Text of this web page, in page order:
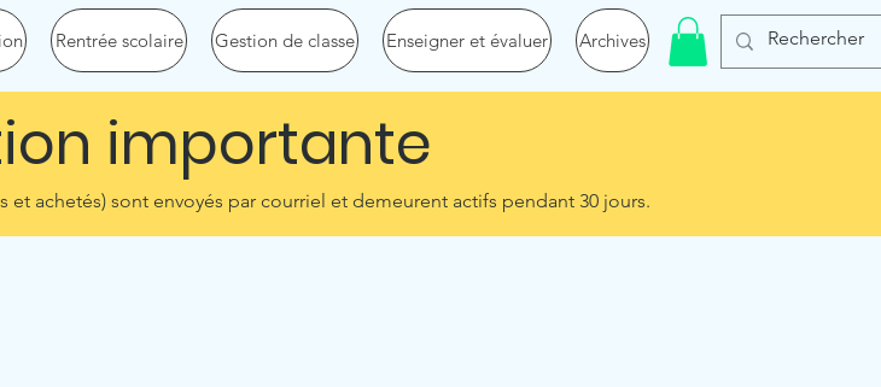
Rentrée scolaire Gestion de classe Enseigner et évaluer Archives
importante
achetés) sont envoyés par courriel et demeurent actifs pendant 30 jours.​